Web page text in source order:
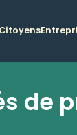
Citoyens
de